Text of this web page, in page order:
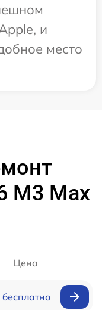
и
место
M3 Max
Цена
бесплатно